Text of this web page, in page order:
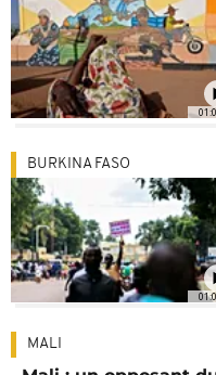
BURKINA FASO
MALI